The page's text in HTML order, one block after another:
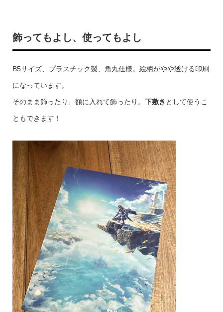
飾ってもよし、使ってもよし
B5サイズ、プラスチック製、角丸仕様。絵柄がやや透ける印刷
になっています。
そのまま飾ったり、額に入れて飾ったり。 下敷き として使うこ
ともできます！